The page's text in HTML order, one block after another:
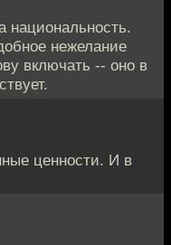
национальность.
нежелание
включать -- оно в
ценности. И в